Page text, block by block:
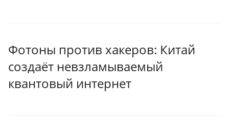
Фотоны против хакеров: Китай
создаёт невзламываемый
квантовый интернет